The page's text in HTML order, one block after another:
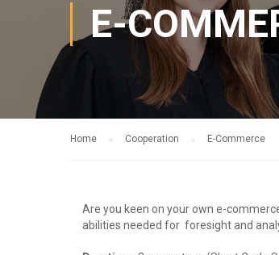
E-
Home Cooperation E-Commerce
Are you keen on your own e-
abilities needed for foresight and